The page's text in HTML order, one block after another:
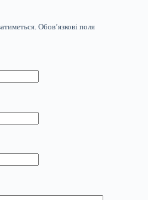
Обов’язкові поля